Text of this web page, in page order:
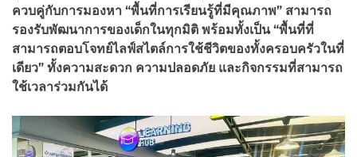
ควบคู่กับการมองหา “พื้นที่การเรียนรู้ที่มีคุณภาพ” สามารถ
รองรับพัฒนาการของเด็กในทุกมิติ พร้อมทั้งเป็น “พื้นที่ที่
สามารถตอบโจทย์ไลฟ์สไตล์การใช้ชีวิตของทั้งครอบครัวในที่
เดียว” ทั้งความสะดวก ความปลอดภัย และกิจกรรมที่สามารถ
ใช้เวลาร่วมกันได้